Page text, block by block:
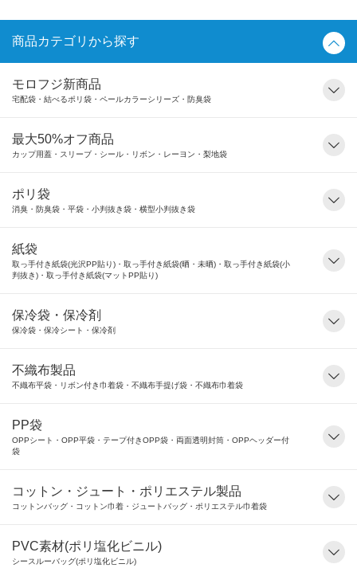
商品カテゴリから探す
モロフジ新商品
宅配袋・結べるポリ袋・ペールカラーシリーズ・防臭袋
最大50%オフ商品
カップ用蓋・スリーブ・シール・リボン・レーヨン・梨地袋
ポリ袋
消臭・防臭袋・平袋・小判抜き袋・横型小判抜き袋
紙袋
取っ手付き紙袋(光沢PP貼り)・取っ手付き紙袋(晒・未晒)・取っ手付き紙袋(小
判抜き)・取っ手付き紙袋(マットPP貼り)
保冷袋・保冷剤
保冷袋・保冷シート・保冷剤
不織布製品
不織布平袋・リボン付き巾着袋・不織布手提げ袋・不織布巾着袋
PP袋
OPPシート・OPP平袋・テープ付きOPP袋・両面透明封筒・OPPヘッダー付
袋
コットン・ジュート・ポリエステル製品
コットンバッグ・コットン巾着・ジュートバッグ・ポリエステル巾着袋
PVC素材(ポリ塩化ビニル)
シースルーバッグ(ポリ塩化ビニル)